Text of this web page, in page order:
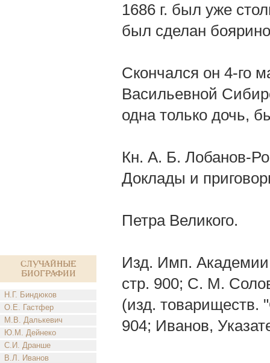
Случайные
биографии
Н.Г. Биндюков
О.Е. Гастфер
М.В. Далькевич
Ю.М. Дейнеко
С.И. Дранше
В.Л. Иванов
1686 г. был уже
был сделан
Скончался он 4-го
Васильевной
одна только дочь,
Кн. А. Б. Лобанов-
Доклады и
Петра Великого.
Изд. Имп. Академии
стр. 900; С. М.
(изд. товариществ.
904; Иванов,